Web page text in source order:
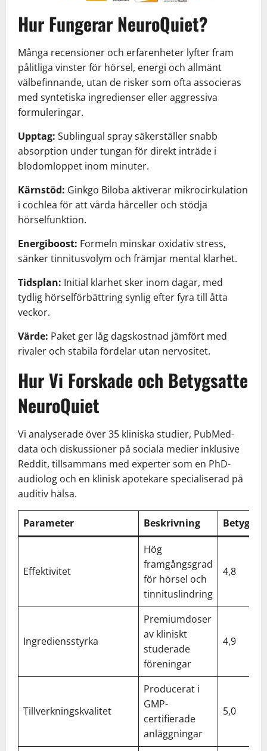
Hur Fungerar NeuroQuiet?
Många recensioner och erfarenheter lyfter fram
pålitliga vinster för hörsel, energi och allmänt
välbefinnande, utan de risker som ofta associeras
med syntetiska ingredienser eller aggressiva
formuleringar.
Upptag: Sublingual spray säkerställer snabb
absorption under tungan för direkt inträde i
blodomloppet inom minuter.
Kärnstöd: Ginkgo Biloba aktiverar mikrocirkulation
i cochlea för att vårda hårceller och stödja
hörselfunktion.
Energiboost: Formeln minskar oxidativ stress,
sänker tinnitusvolym och främjar mental klarhet.
Tidsplan: Initial klarhet sker inom dagar, med
tydlig hörselförbättring synlig efter fyra till åtta
veckor.
Värde: Paket ger låg dagskostnad jämfört med
rivaler och stabila fördelar utan nervositet.
Hur Vi Forskade och Betygsatte
NeuroQuiet
Vi analyserade över 35 kliniska studier, PubMed-
data och diskussioner på sociala medier inklusive
Reddit, tillsammans med experter som en PhD-
audiolog och en klinisk apotekare specialiserad på
auditiv hälsa.
Parameter Beskrivning Betyg/5
Effektivitet
Hög
framgångsgrad
för hörsel och
tinnituslindring
4,8
Ingrediensstyrka
Premiumdoser
av kliniskt
studerade
föreningar
4,9
Tillverkningskvalitet
Producerat i
GMP-
certifierade
anläggningar
5,0